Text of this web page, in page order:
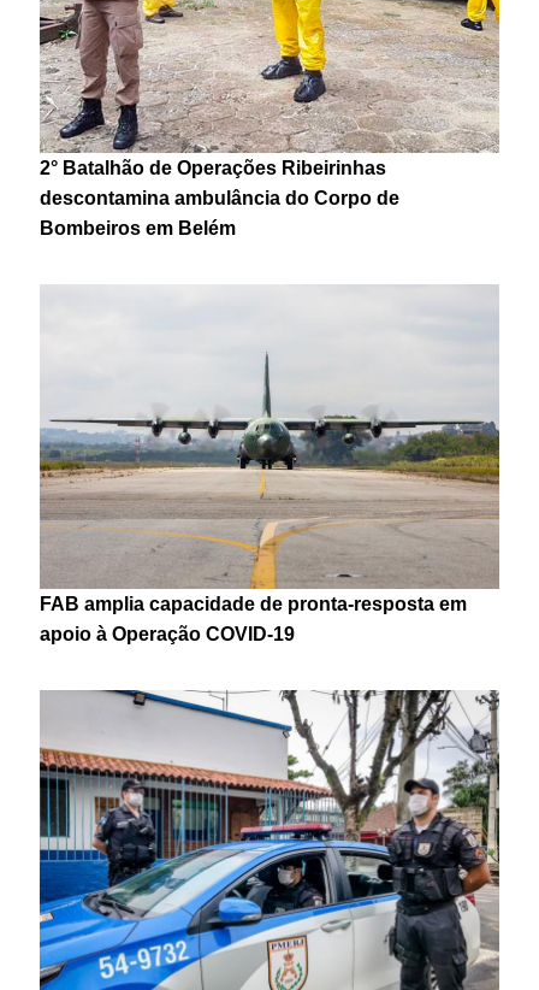
2° Batalhão de Operações Ribeirinhas
descontamina ambulância do Corpo de
Bombeiros em Belém
FAB amplia capacidade de pronta-resposta em
apoio à Operação COVID-19